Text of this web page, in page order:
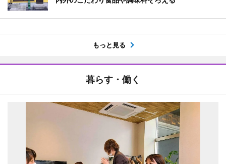
もっと見る
暮らす・働く